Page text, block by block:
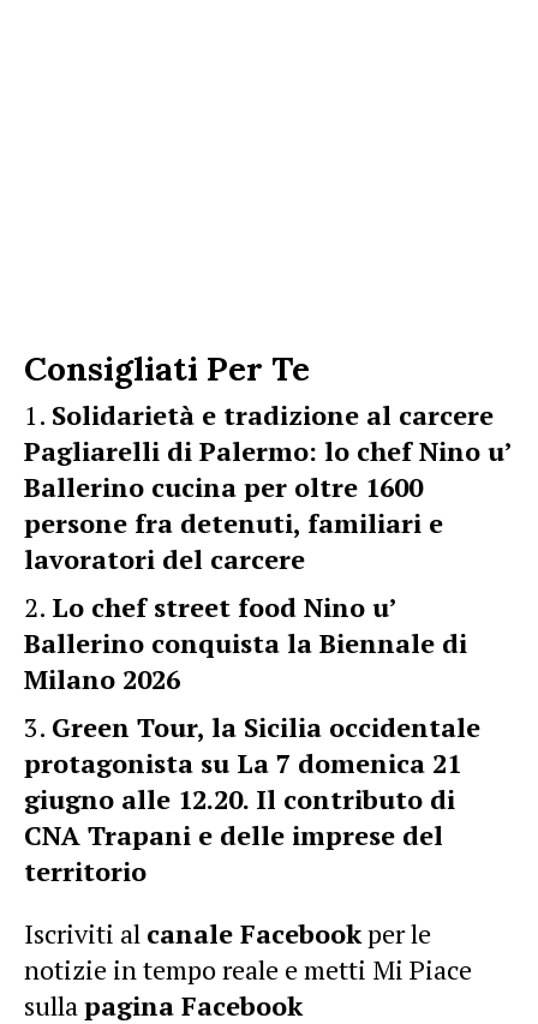
Consigliati Per Te
Solidarietà e tradizione al carcere
Pagliarelli di Palermo: lo chef Nino u’
Ballerino cucina per oltre 1600
persone fra detenuti, familiari e
lavoratori del carcere
Lo chef street food Nino u’
Ballerino conquista la Biennale di
Milano 2026
Green Tour, la Sicilia occidentale
protagonista su La 7 domenica 21
giugno alle 12.20. Il contributo di
CNA Trapani e delle imprese del
territorio
Iscriviti al canale Facebookper le
notizie in tempo reale e metti Mi Piace
sullapagina Facebook